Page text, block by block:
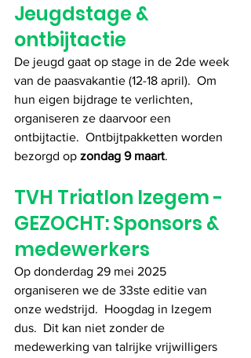
Jeugdstage &
ontbijtactie
De jeugd gaat op stage in de 2de week
van de paasvakantie (12-18 april).  Om
hun eigen bijdrage te verlichten,
organiseren ze daarvoor een
ontbijtactie.  Ontbijtpakketten worden
bezorgd op zondag 9 maart.
TVH Triatlon Izegem -
GEZOCHT: Sponsors &
medewerkers
Op donderdag 29 mei 2025
organiseren we de 33ste editie van
onze wedstrijd.  Hoogdag in Izegem
dus.  Dit kan niet zonder de
medewerking van talrijke vrijwilligers